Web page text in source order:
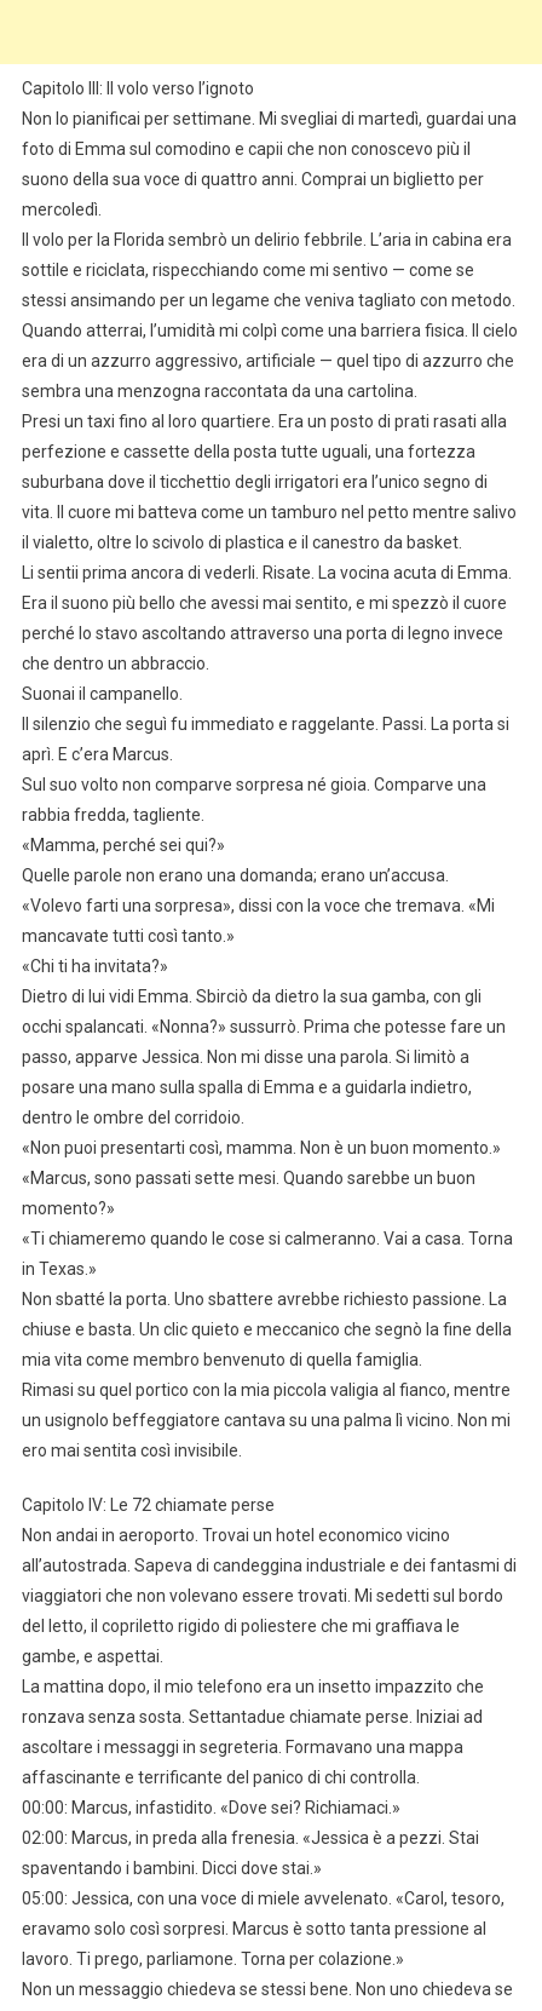
Capitolo III: Il volo verso l’ignoto
Non lo pianificai per settimane. Mi svegliai di martedì, guardai una
foto di Emma sul comodino e capii che non conoscevo più il
suono della sua voce di quattro anni. Comprai un biglietto per
mercoledì.
Il volo per la Florida sembrò un delirio febbrile. L’aria in cabina era
sottile e riciclata, rispecchiando come mi sentivo — come se
stessi ansimando per un legame che veniva tagliato con metodo.
Quando atterrai, l’umidità mi colpì come una barriera fisica. Il cielo
era di un azzurro aggressivo, artificiale — quel tipo di azzurro che
sembra una menzogna raccontata da una cartolina.
Presi un taxi fino al loro quartiere. Era un posto di prati rasati alla
perfezione e cassette della posta tutte uguali, una fortezza
suburbana dove il ticchettio degli irrigatori era l’unico segno di
vita. Il cuore mi batteva come un tamburo nel petto mentre salivo
il vialetto, oltre lo scivolo di plastica e il canestro da basket.
Li sentii prima ancora di vederli. Risate. La vocina acuta di Emma.
Era il suono più bello che avessi mai sentito, e mi spezzò il cuore
perché lo stavo ascoltando attraverso una porta di legno invece
che dentro un abbraccio.
Suonai il campanello.
Il silenzio che seguì fu immediato e raggelante. Passi. La porta si
aprì. E c’era Marcus.
Sul suo volto non comparve sorpresa né gioia. Comparve una
rabbia fredda, tagliente.
«Mamma, perché sei qui?»
Quelle parole non erano una domanda; erano un’accusa.
«Volevo farti una sorpresa», dissi con la voce che tremava. «Mi
mancavate tutti così tanto.»
«Chi ti ha invitata?»
Dietro di lui vidi Emma. Sbirciò da dietro la sua gamba, con gli
occhi spalancati. «Nonna?» sussurrò. Prima che potesse fare un
passo, apparve Jessica. Non mi disse una parola. Si limitò a
posare una mano sulla spalla di Emma e a guidarla indietro,
dentro le ombre del corridoio.
«Non puoi presentarti così, mamma. Non è un buon momento.»
«Marcus, sono passati sette mesi. Quando sarebbe un buon
momento?»
«Ti chiameremo quando le cose si calmeranno. Vai a casa. Torna
in Texas.»
Non sbatté la porta. Uno sbattere avrebbe richiesto passione. La
chiuse e basta. Un clic quieto e meccanico che segnò la fine della
mia vita come membro benvenuto di quella famiglia.
Rimasi su quel portico con la mia piccola valigia al fianco, mentre
un usignolo beffeggiatore cantava su una palma lì vicino. Non mi
ero mai sentita così invisibile.
Capitolo IV: Le 72 chiamate perse
Non andai in aeroporto. Trovai un hotel economico vicino
all’autostrada. Sapeva di candeggina industriale e dei fantasmi di
viaggiatori che non volevano essere trovati. Mi sedetti sul bordo
del letto, il copriletto rigido di poliestere che mi graffiava le
gambe, e aspettai.
La mattina dopo, il mio telefono era un insetto impazzito che
ronzava senza sosta. Settantadue chiamate perse. Iniziai ad
ascoltare i messaggi in segreteria. Formavano una mappa
affascinante e terrificante del panico di chi controlla.
00:00: Marcus, infastidito. «Dove sei? Richiamaci.»
02:00: Marcus, in preda alla frenesia. «Jessica è a pezzi. Stai
spaventando i bambini. Dicci dove stai.»
05:00: Jessica, con una voce di miele avvelenato. «Carol, tesoro,
eravamo solo così sorpresi. Marcus è sotto tanta pressione al
lavoro. Ti prego, parliamone. Torna per colazione.»
Non un messaggio chiedeva se stessi bene. Non uno chiedeva se